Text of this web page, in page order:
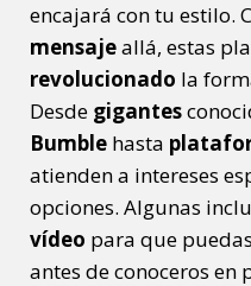
encajará con tu estilo.
mensajeallá, estas
revolucionado la
Desde gigantes
Bumble hasta
atienden a intereses
opciones. Algunas
vídeo para que
antes de conoceros en